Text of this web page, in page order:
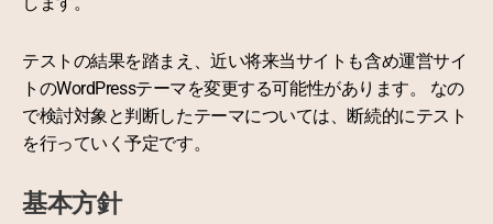
テストの結果を踏まえ、近い将来当サイトも含め運営サイ
トのWordPressテーマを変更する可能性があります。 なの
で検討対象と判断したテーマについては、断続的にテスト
を行っていく予定です。
基本方針